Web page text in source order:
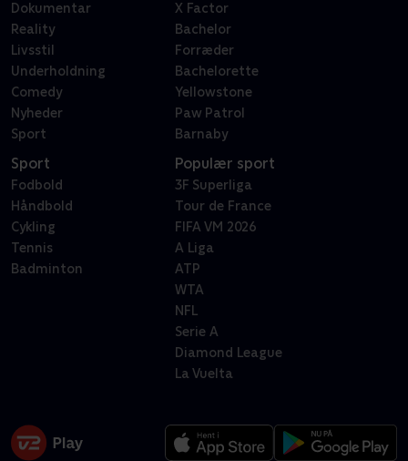
Dokumentar
Reality
Livsstil
Underholdning
Comedy
Nyheder
Sport
X Factor
Bachelor
Forræder
Bachelorette
Yellowstone
Paw Patrol
Barnaby
Sport
Fodbold
Håndbold
Cykling
Tennis
Badminton
Populær sport
3F Superliga
Tour de France
FIFA VM 2026
A Liga
ATP
WTA
NFL
Serie A
Diamond League
La Vuelta